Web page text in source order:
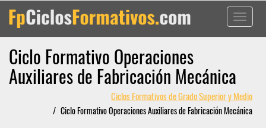
Toggle
Ciclo Formativo Operaciones
Auxiliares de Fabricación Mecánica
Ciclos Formativos de Grado Superior y Medio
Ciclo Formativo Operaciones Auxiliares de Fabricación Mecánica